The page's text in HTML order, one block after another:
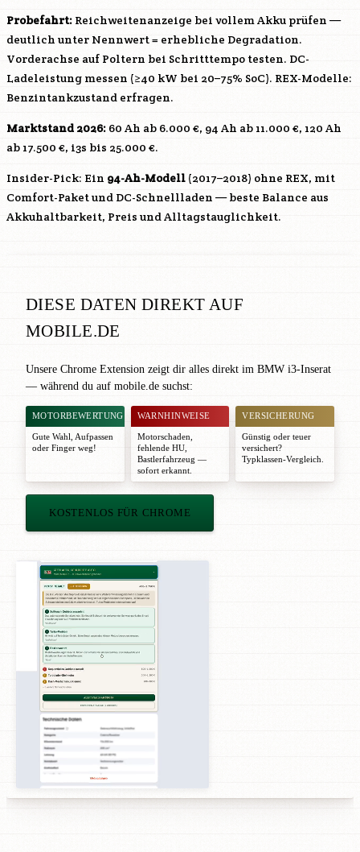
Probefahrt: Reichweitenanzeige bei vollem Akku prüfen —
deutlich unter Nennwert = erhebliche Degradation.
Vorderachse auf Poltern bei Schritttempo testen. DC-
Ladeleistung messen (≥40 kW bei 20–75% SoC). REX-Modelle:
Benzintankzustand erfragen.
Marktstand 2026: 60 Ah ab 6.000 €, 94 Ah ab 11.000 €, 120 Ah
ab 17.500 €, i3s bis 25.000 €.
Insider-Pick: Ein 94-Ah-Modell (2017–2018) ohne REX, mit
Comfort-Paket und DC-Schnellladen — beste Balance aus
Akkuhaltbarkeit, Preis und Alltagstauglichkeit.
DIESE DATEN DIREKT AUF
MOBILE.DE
Unsere Chrome Extension zeigt dir alles direkt im BMW i3-Inserat
— während du auf mobile.de suchst:
MOTORBEWERTUNG
Gute Wahl
Aufpassen
oder Finger weg!
WARNHINWEISE
Motorschaden,
fehlende HU,
Bastlerfahrzeug —
sofort erkannt.
VERSICHERUNG
Günstig oder teuer
versichert?
Typklassen-Vergleich.
KOSTENLOS FÜR CHROME